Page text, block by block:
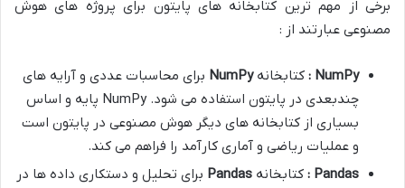
برخی از مهم ترین کتابخانه های پایتون برای پروژه های هوش
مصنوعی عبارتند از :
NumPy
: کتابخانهNumPy برای محاسبات عددی و آرایه های
چندبعدی در پایتون استفاده می شود. NumPy پایه و اساس
بسیاری از کتابخانه های دیگر هوش مصنوعی در پایتون است
و عملیات ریاضی و آماری کارآمد را فراهم می کند.
Pandas
: کتابخانه Pandas برای تحلیل و دستکاری داده ها در